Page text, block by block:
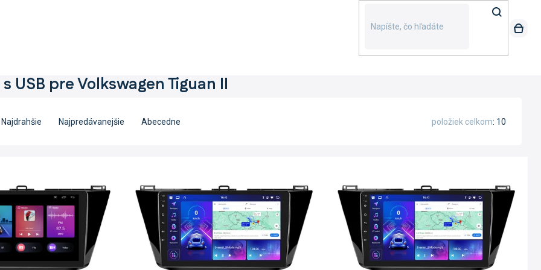
USB pre Volkswagen Tiguan II
Najdrahšie Najpredávanejšie Abecedne 10
položiek celkom